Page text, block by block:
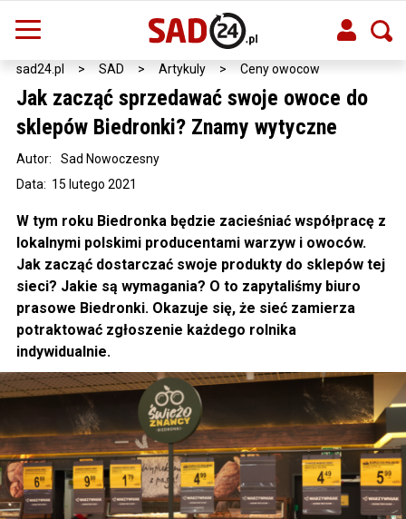
sad24.pl > SAD > Artykuly > Ceny owocow
Jak zacząć sprzedawać swoje owoce do
sklepów Biedronki? Znamy wytyczne
Data: 15 lutego 2021
Autor: Sad Nowoczesny
W tym roku Biedronka będzie zacieśniać współpracę z
lokalnymi polskimi producentami warzyw i owoców.
Jak zacząć dostarczać swoje produkty do sklepów tej
sieci? Jakie są wymagania? O to zapytaliśmy biuro
prasowe Biedronki. Okazuje się, że sieć zamierza
potraktować zgłoszenie każdego rolnika
indywidualnie.